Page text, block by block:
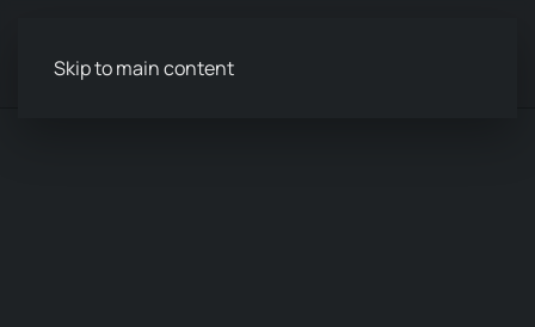
Skip to main content